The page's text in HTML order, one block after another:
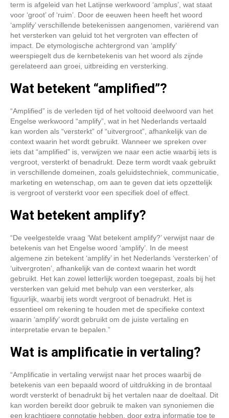
term is afgeleid van het Latijnse werkwoord ‘amplus’, wat staat
voor ‘groot’ of ‘ruim’. Door de eeuwen heen heeft het woord
‘amplify’ verschillende betekenissen aangenomen, variërend van
het versterken van geluid tot het vergroten van effecten of
impact. De etymologische achtergrond van ‘amplify’
weerspiegelt dus de kernbetekenis van het woord als zijnde
gerelateerd aan groei, uitbreiding en versterking.
Wat betekent “amplified”?
“Amplified” is de verleden tijd of het voltooid deelwoord van het
Engelse werkwoord “amplify”, wat in het Nederlands vertaald
kan worden als “versterkt” of “uitvergroot”, afhankelijk van de
context waarin het wordt gebruikt. Wanneer we spreken over
iets dat “amplified” is, verwijzen we naar een actie waarbij iets is
vergroot, versterkt of benadrukt. Deze term wordt vaak gebruikt
in verschillende domeinen, zoals geluidstechniek, communicatie,
marketing en wetenschap, om aan te geven dat iets opzettelijk
is vergroot of versterkt voor een specifiek doel of effect.
Wat betekent amplify?
“De veelgestelde vraag ‘Wat betekent amplify?’ verwijst naar de
betekenis van het Engelse woord ‘amplify’. In de meest
algemene zin betekent ‘amplify’ in het Nederlands ‘versterken’ of
‘uitvergroten’, afhankelijk van de context waarin het wordt
gebruikt. Het kan zowel letterlijk worden toegepast, zoals bij het
versterken van geluid met behulp van een versterker, als
figuurlijk, waarbij iets wordt vergroot of benadrukt. Het is
essentieel om rekening te houden met de specifieke context
waarin ‘amplify’ wordt gebruikt om de juiste vertaling en
interpretatie ervan te bepalen.”
Wat is amplificatie in vertaling?
“Amplificatie in vertaling verwijst naar het proces waarbij de
betekenis van een bepaald woord of uitdrukking in de brontaal
wordt versterkt of benadrukt bij het vertalen naar de doeltaal. Dit
kan worden bereikt door gebruik te maken van synoniemen die
een krachtigere connotatie hebben, door extra informatie toe te